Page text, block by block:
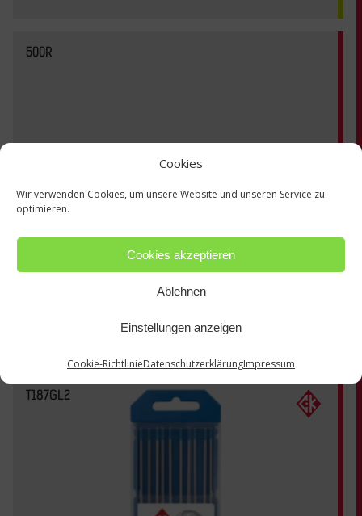
Cookies
Wir verwenden Cookies, um unsere Website und unseren Service zu
optimieren.
Cookies akzeptieren
Ablehnen
Einstellungen anzeigen
Cookie-RichtlinieDatenschutzerklärungImpressum
500R
T187GL2